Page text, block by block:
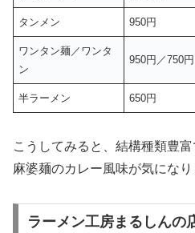
タンメン 950円
ワンタン麺／ワンタ
ン
950円／750円
半ラーメン 650円
こうしてみると、結構種類豊富
麻婆麺のカレー風味が気になり
ラーメン工房まるしんの